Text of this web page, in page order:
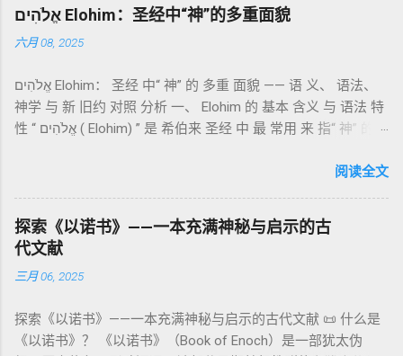
纯宗教仪式，而是 神提供给罪人恢复关系的方式 。 希伯来文
祂的子民得洁净并维系同在。 三、祭司制度与敬拜秩序 亚伦与
记》强调他们的洁净、服饰、行为都必须与神的圣洁相称。 祭
司是 圣所的看守者、律法的教导者与百姓的代求者 。他们的失
败（如拿答与亚比户擅献凡火）立刻带来神的审判（利10
限 第11–15章讲述关于食物、疾病（如大麻风）、体液等“洁净
与不洁”的律例。其目的不是为了迷信或隔离，而是建立 圣洁与
秩序感 ，帮助以色列人活在神的同在中。 “洁净”不是等同于“无
罪”，而是不妨碍与神交往的状态。圣所是神居住之地，进入必
16章描述每年一次的“赎罪日”（Yom Kippur），大祭司进入至
圣所，用血为圣所与百姓遮罪。 这是整卷《利未记》的神学中
心： 神愿意居住在人中间； 罪必须被遮盖才能维持这同在；
神主动提供遮罪之道（两个祭牲，特别是“为耶和华”的与“归于
语 残卷，另有 希腊文 片段，显示其广泛流传。 《一以诺书》
大体由五部分组成（作者与年代各异）： 《守望者之书》（1–
通婚、巨人（尼非利人）的出现，以及神对其囚禁与审判。
《比喻/相似喻之书》（37–71） ：频繁出现“ 那位人子/拣选
者/义者 ”，刻画末世审判与王权。 《天文之书》（72–82） ：
：以异象回顾以色列史并预示末世。 《以诺书信》（91–108）
：智慧训诫、“祸哉”、义人与恶人的结局等。 提示：另有《二
以诺书》（斯拉夫文）与《三以诺书》（希伯来文），属更晚
期以诺传统，不等同于《一以诺书》。 二、为什么重要？——
它是新约作者与读者共享的“语境词典” 1）新约中的直接/间接
呼应 犹大书14–15 几乎逐字引 1 Enoch 1:9（“主带着千万圣者
的“深渊囚禁”叙事共振。 彼后2:4 用“ 他他路斯 （Tartarus）”指
天使囚禁之所，贴近以诺传统语境。 福音书/启示录 中的“ 人子
אֱלֹהִים Elohim：圣经中“神”的多重面貌
六月 08, 2025
אֱלֹהִים Elohim： 圣经 中“ 神” 的 多重 面貌 —— 语 义、 语法、
神学 与 新 旧约 对照 分析 一、 Elohim 的 基本 含义 与 语法 特
性 “ אֱלֹהִים ( Elohim) ” 是 希伯来 圣经 中 最 常用 来 指“ 神” 的
者”。 ✦ 语法 现象： Elohim 是 一个 复数 形式 （“- im” 后
世 记 1: 1）； 在 其他 语 境 中也 可 用于 复数 意义， 如 指 多
神、 属 灵 存在、 审判 官 等； 因此， 需 借助 上下文 判断 语
义 和 神学 定位 。 二、 希伯来 圣经 中 Elohim 的 主要 用法 与
示例 分类 类型 用法 说明 示例 经文 含义 1. 真神 指 以色列 的
所 崇拜 的 神祇 出 20: 3 假 神/ 偶像（ gods） 3. 属 灵 存在
神 的 众 子、 天使、 神圣 议会 成员 诗 82: 1, 申 32: 8– 9
阅读全文
探索《以诺书》——一本充满神秘与启示的古
代文献
三月 06, 2025
探索《以诺书》——一本充满神秘与启示的古代文献 📜 什么是
《以诺书》？ 《以诺书》（Book of Enoch）是一部犹太伪